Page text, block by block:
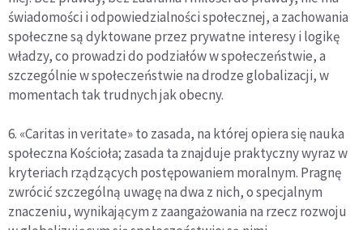
świadomości i odpowiedzialności społecznej, a zachowania
społeczne są dyktowane przez prywatne interesy i logikę
władzy, co prowadzi do podziałów w społeczeństwie, a
szczególnie w społeczeństwie na drodze globalizacji, w
momentach tak trudnych jak obecny.
6. «Caritas in veritate» to zasada, na której opiera się nauka
społeczna Kościoła; zasada ta znajduje praktyczny wyraz w
kryteriach rządzących postępowaniem moralnym. Pragnę
zwrócić szczególną uwagę na dwa z nich, o specjalnym
znaczeniu, wynikającym z zaangażowania na rzecz rozwoju